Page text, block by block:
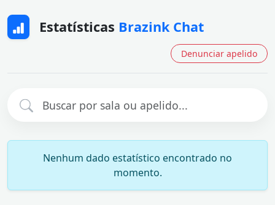
Estatísticas Brazink Chat
Denunciar apelido
Nenhum dado estatístico encontrado no
momento.